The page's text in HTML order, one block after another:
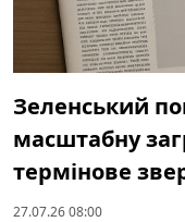
Зеленський
масштабну
термінове
27.07.26 08:00